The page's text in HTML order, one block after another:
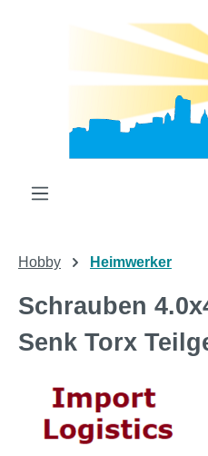
Zum Hauptinhalt springen
Hobby Heimwerker
Schrauben
Senk Torx